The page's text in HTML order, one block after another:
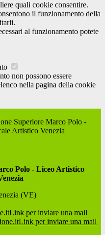
quali cookie consentire.
il funzionamento della
al funzionamento potete
non possono essere
nella pagina della cookie
Superiore Marco Polo -
Artistico Venezia
Polo - Liceo Artistico
(VE)
Link per inviare una mail
Link per inviare una mail